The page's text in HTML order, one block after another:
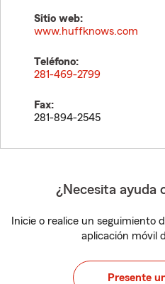
Sitio web:
www.huffknows.com
Teléfono:
281-469-2799
Fax:
281-894-2545
¿Necesita ayuda
Inicie o realice un seguimiento
aplicación móvil
Presente